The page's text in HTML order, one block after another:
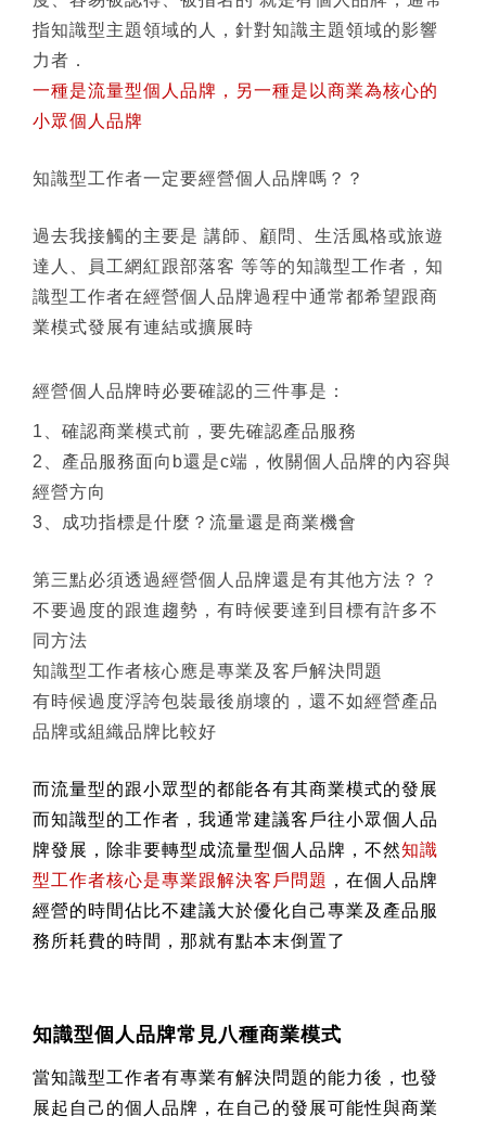
指知識型主題領域的人，針對知識主題領域的影響
力者．
一種是流量型個人品牌，另一種是以商業為核心的
小眾個人品牌
知識型工作者一定要經營個人品牌嗎？？
過去我接觸的主要是 講師、顧問、生活風格或旅遊
達人、員工網紅跟部落客 等等的知識型工作者，知
識型工作者在經營個人品牌過程中通常都希望跟商
業模式發展有連結或擴展時
經營個人品牌時必要確認的三件事是：
1
、確認商業模式前，要先確認產品服務
2
、產品服務面向b還是c端，攸關個人品牌的內容與
經營方向
3 、成功指標是什麼？流量還是商業機會
第三點必須透過經營個人品牌還是有其他方法？？
不要過度的跟進趨勢，有時候要達到目標有許多不
同方法
知識型工作者核心應是專業及客戶解決問題
有時候過度浮誇包裝最後崩壞的，還不如經營產品
品牌或組織品牌比較好
而流量型的跟小眾型的都能各有其商業模式的發展
而知識型的工作者，我通常建議客戶往小眾個人品
牌發展，除非要轉型成流量型個人品牌，不然知識
型工作者核心是專業跟解決客戶問題 ，在個人品牌
經營的時間佔比不建議大於優化自己專業及產品服
務所耗費的時間，那就有點本末倒置了
知識型個人品牌常見八種商業模式
當知識型工作者有專業有解決問題的能力後，也發
展起自己的個人品牌，在自己的發展可能性與商業